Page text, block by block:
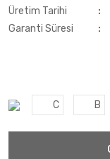
Üretim Tarihi
Garanti Süresi
C B